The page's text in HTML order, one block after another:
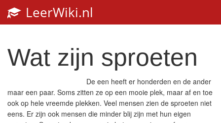
LeerWiki.nl
Wat zijn sproeten
De een heeft er honderden en de ander
maar een paar. Soms zitten ze op een mooie plek, maar af en toe
ook op hele vreemde plekken. Veel mensen zien de sproeten niet
eens. Er zijn ook mensen die minder blij zijn met hun eigen